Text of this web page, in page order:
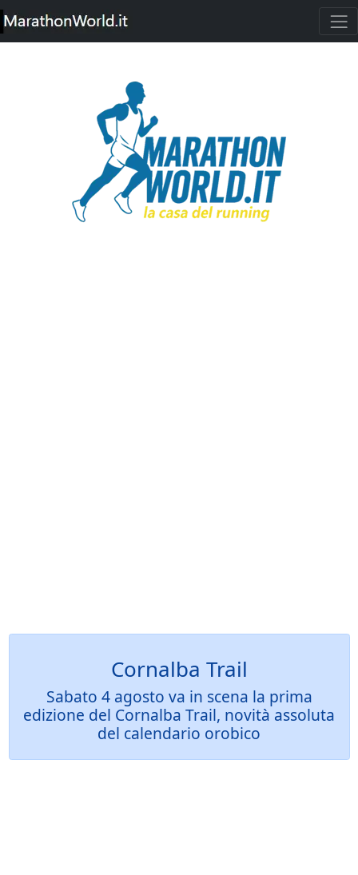
Cornalba Trail
Sabato 4 agosto va in scena la prima
edizione del Cornalba Trail, novità assoluta
del calendario orobico